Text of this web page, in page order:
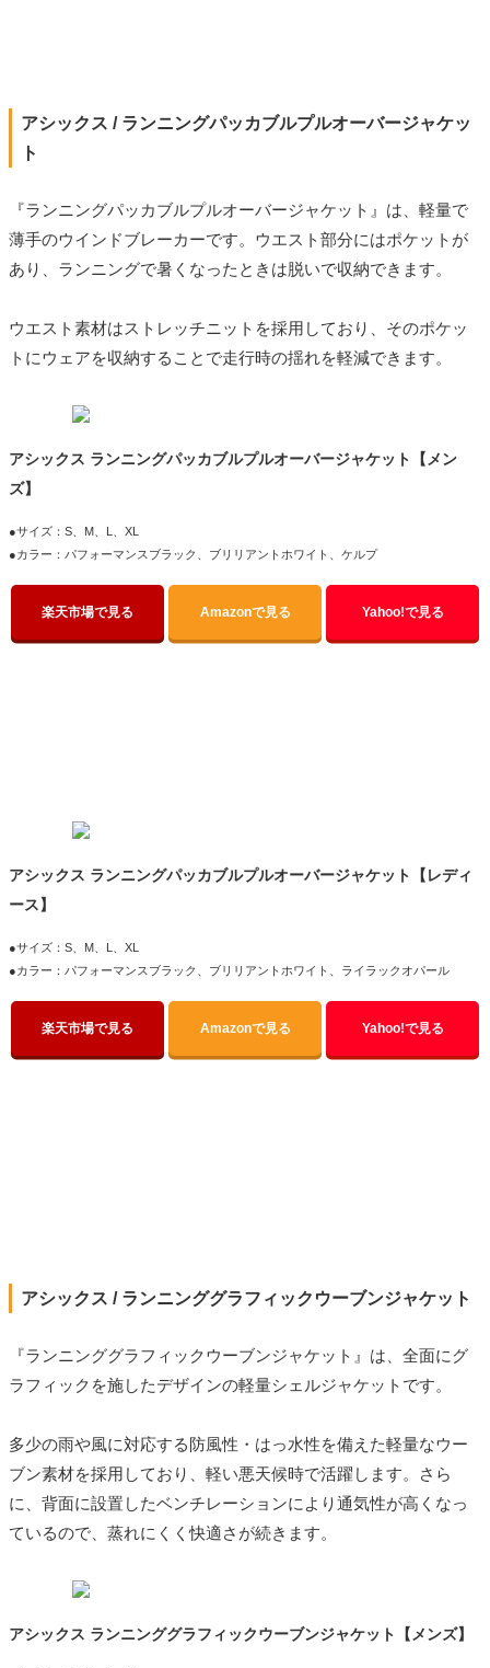
アシックス / ランニングパッカブルプルオーバージャケッ
ト
『ランニングパッカブルプルオーバージャケット』は、軽量で
薄手のウインドブレーカーです。ウエスト部分にはポケットが
あり、ランニングで暑くなったときは脱いで収納できます。
ウエスト素材はストレッチニットを採用しており、そのポケッ
トにウェアを収納することで走行時の揺れを軽減できます。
アシックス ランニングパッカブルプルオーバージャケット【メン
ズ】
●サイズ：S、M、L、XL
●カラー：パフォーマンスブラック、ブリリアントホワイト、ケルプ
楽天市場で見る Amazonで見る Yahoo!で見る
アシックス ランニングパッカブルプルオーバージャケット【レディ
ース】
●サイズ：S、M、L、XL
●カラー：パフォーマンスブラック、ブリリアントホワイト、ライラックオパール
楽天市場で見る Amazonで見る Yahoo!で見る
アシックス / ランニンググラフィックウーブンジャケット
『ランニンググラフィックウーブンジャケット』は、全面にグ
ラフィックを施したデザインの軽量シェルジャケットです。
多少の雨や風に対応する防風性・はっ水性を備えた軽量なウー
ブン素材を採用しており、軽い悪天候時で活躍します。さら
に、背面に設置したベンチレーションにより通気性が高くなっ
ているので、蒸れにくく快適さが続きます。
アシックス ランニンググラフィックウーブンジャケット【メンズ】